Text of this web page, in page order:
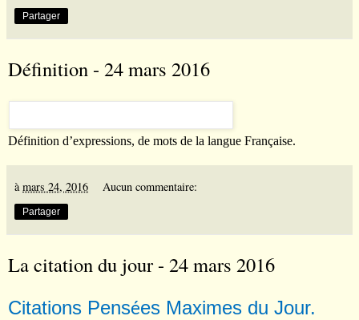
Partager
Définition - 24 mars 2016
Définition d’expressions, de mots de la langue Française.
àmars 24, 2016 Aucun commentaire:
Partager
La citation du jour - 24 mars 2016
Citations Pensées Maximes du Jour.